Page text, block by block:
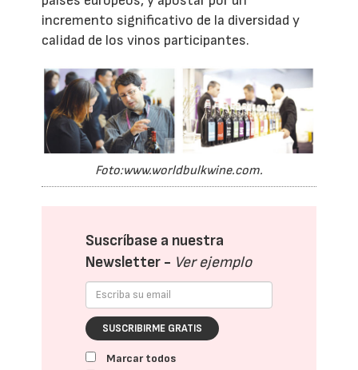
incremento significativo de la diversidad y
calidad de los vinos participantes.
Foto:www.worldbulkwine.com.
Suscríbase a nuestra
Newsletter - Ver ejemplo
SUSCRIBIRME GRATIS
Marcar todos